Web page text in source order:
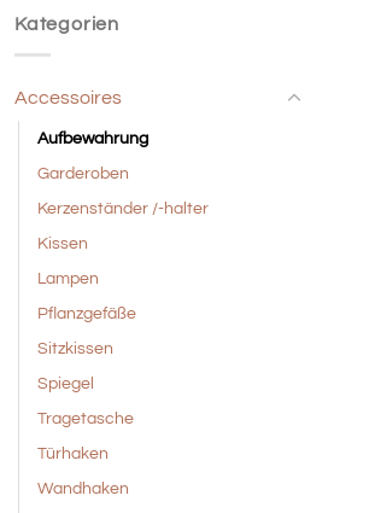
Kategorien
Accessoires
Aufbewahrung
Garderoben
Kerzenständer /-halter
Kissen
Lampen
Pflanzgefäße
Sitzkissen
Spiegel
Tragetasche
Türhaken
Wandhaken